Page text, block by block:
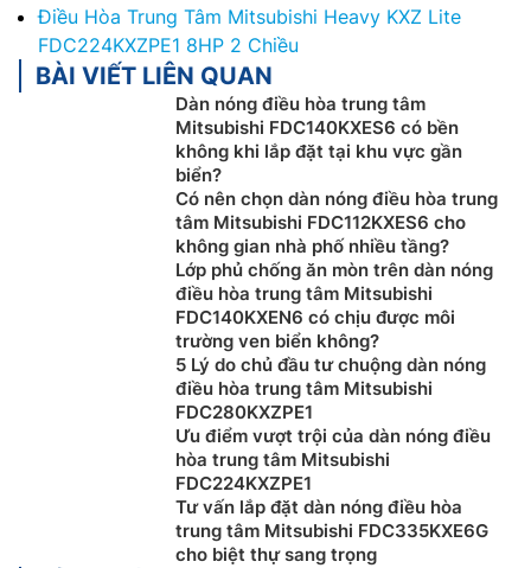
Điều Hòa Trung Tâm Mitsubishi Heavy KXZ Lite
FDC224KXZPE1 8HP 2 Chiều
BÀI VIẾT LIÊN QUAN
Dàn nóng điều hòa trung tâm
Mitsubishi FDC140KXES6 có bền
không khi lắp đặt tại khu vực gần
biển?
Có nên chọn dàn nóng điều hòa trung
tâm Mitsubishi FDC112KXES6 cho
không gian nhà phố nhiều tầng?
Lớp phủ chống ăn mòn trên dàn nóng
điều hòa trung tâm Mitsubishi
FDC140KXEN6 có chịu được môi
trường ven biển không?
5 Lý do chủ đầu tư chuộng dàn nóng
điều hòa trung tâm Mitsubishi
FDC280KXZPE1
Ưu điểm vượt trội của dàn nóng điều
hòa trung tâm Mitsubishi
FDC224KXZPE1
Tư vấn lắp đặt dàn nóng điều hòa
trung tâm Mitsubishi FDC335KXE6G
cho biệt thự sang trọng